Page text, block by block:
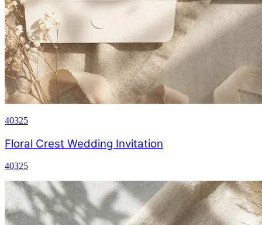
40325
Floral Crest Wedding Invitation
40325